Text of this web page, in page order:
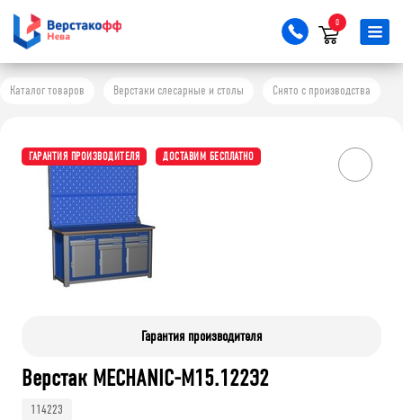
0
Каталог товаров Верстаки слесарные и столы Снято с производства
ГАРАНТИЯ ПРОИЗВОДИТЕЛЯ ДОСТАВИМ БЕСПЛАТНО
Гарантия производителя
Верстак MECHANIC-М15.122Э2
114223